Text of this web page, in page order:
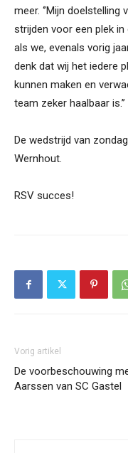
meer. ‘’Mijn
strijden voor een plek
als we, evenals vorig
denk dat wij het iedere
kunnen maken en
team zeker haalbaar is.’’
De wedstrijd van
Wernhout.
RSV succes!
Vorig artikel
De voorbeschouwing
Aarssen van SC Gastel